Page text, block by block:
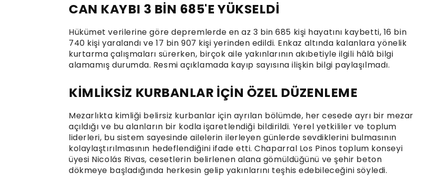
CAN KAYBI 3 BİN 685'E YÜKSELDİ
Hükümet verilerine göre depremlerde en az 3 bin 685 kişi hayatını kaybetti, 16 bin
740 kişi yaralandı ve 17 bin 907 kişi yerinden edildi. Enkaz altında kalanlara yönelik
kurtarma çalışmaları sürerken, birçok aile yakınlarının akıbetiyle ilgili hâlâ bilgi
alamamış durumda. Resmi açıklamada kayıp sayısına ilişkin bilgi paylaşılmadı.
KİMLİKSİZ KURBANLAR İÇİN ÖZEL DÜZENLEME
Mezarlıkta kimliği belirsiz kurbanlar için ayrılan bölümde, her cesede ayrı bir mezar
açıldığı ve bu alanların bir kodla işaretlendiği bildirildi. Yerel yetkililer ve toplum
liderleri, bu sistem sayesinde ailelerin ilerleyen günlerde sevdiklerini bulmasının
kolaylaştırılmasının hedeflendiğini ifade etti. Chaparral Los Pinos toplum konseyi
üyesi Nicolás Rivas, cesetlerin belirlenen alana gömüldüğünü ve şehir beton
dökmeye başladığında herkesin gelip yakınlarını teşhis edebileceğini söyledi.